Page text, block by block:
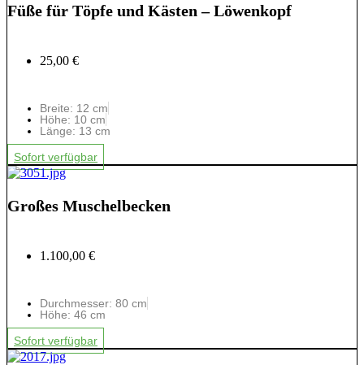
Füße für Töpfe und Kästen – Löwenkopf
25,00 €
Breite: 12 cm
Höhe: 10 cm
Länge: 13 cm
Sofort verfügbar
Großes Muschelbecken
1.100,00 €
Durchmesser: 80 cm
Höhe: 46 cm
Sofort verfügbar